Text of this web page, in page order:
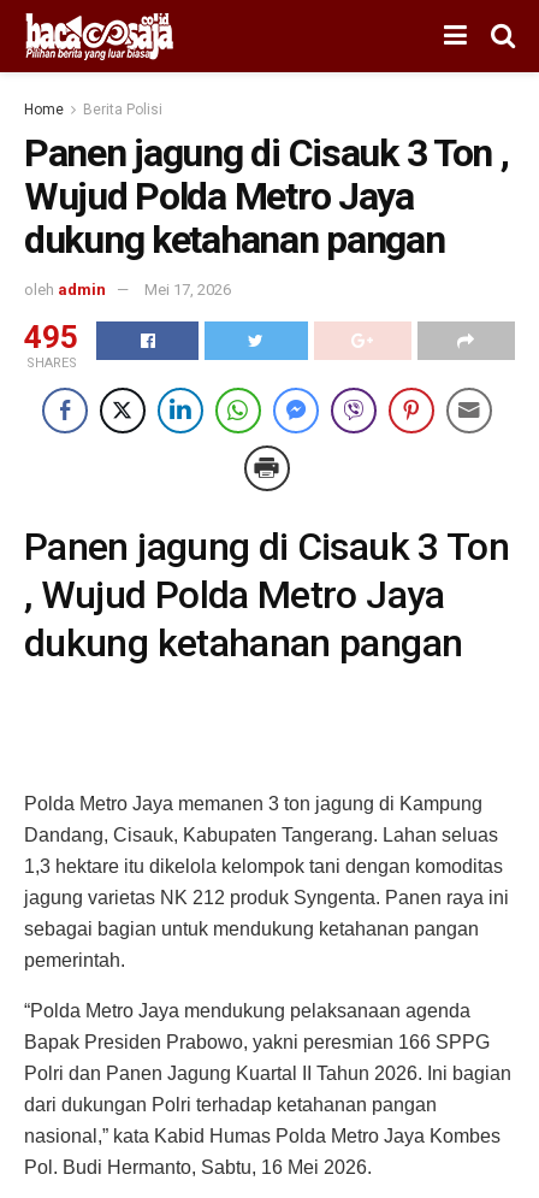
Home Berita Polisi
Panen jagung di Cisauk 3 Ton ,
Wujud Polda Metro Jaya
dukung ketahanan pangan
oleh admin Mei 17, 2026
495
SHARES
Panen jagung di Cisauk 3 Ton
, Wujud Polda Metro Jaya
dukung ketahanan pangan
Polda Metro Jaya memanen 3 ton jagung di Kampung
Dandang, Cisauk, Kabupaten Tangerang. Lahan seluas
1,3 hektare itu dikelola kelompok tani dengan komoditas
jagung varietas NK 212 produk Syngenta. Panen raya ini
sebagai bagian untuk mendukung ketahanan pangan
pemerintah.
“Polda Metro Jaya mendukung pelaksanaan agenda
Bapak Presiden Prabowo, yakni peresmian 166 SPPG
Polri dan Panen Jagung Kuartal II Tahun 2026. Ini bagian
dari dukungan Polri terhadap ketahanan pangan
nasional,” kata Kabid Humas Polda Metro Jaya Kombes
Pol. Budi Hermanto, Sabtu, 16 Mei 2026.